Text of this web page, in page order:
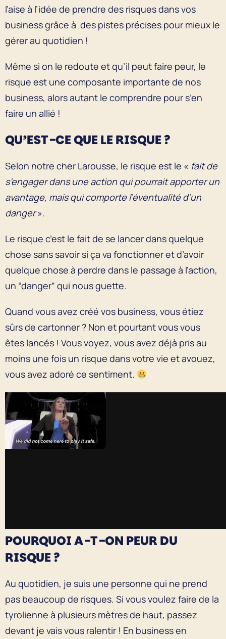
l’aise à l’idée de prendre des risques dans vos
business grâce à des pistes précises pour mieux le
gérer au quotidien !
Même si on le redoute et qu’il peut faire peur, le
risque est une composante importante de nos
business, alors autant le comprendre pour s’en
faire un allié !
QU’EST-CE QUE LE RISQUE ?
Selon notre cher Larousse, le risque est le « fait de
s’engager dans une action qui pourrait apporter un
avantage, mais qui comporte l’éventualité d’un
danger».
Le risque c’est le fait de se lancer dans quelque
chose sans savoir si ça va fonctionner et d’avoir
quelque chose à perdre dans le passage à l’action,
un “danger” qui nous guette.
Quand vous avez créé vos business, vous étiez
sûrs de cartonner ? Non et pourtant vous vous
êtes lancés ! Vous voyez, vous avez déjà pris au
moins une fois un risque dans votre vie et avouez,
vous avez adoré ce sentiment.
POURQUOI A-T-ON PEUR DU
RISQUE ?
Au quotidien, je suis une personne qui ne prend
pas beaucoup de risques. Si vous voulez faire de la
tyrolienne à plusieurs mètres de haut, passez
devant je vais vous ralentir ! En business en